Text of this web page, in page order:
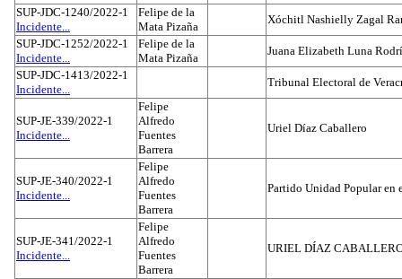
SUP-JDC-1240/2022-1
Incidente...
Felipe de la
Mata Pizaña
Xóchitl Nashielly Zagal
SUP-JDC-1252/2022-1
Incidente...
Felipe de la
Mata Pizaña
Juana Elizabeth Luna
SUP-JDC-1413/2022-1
Incidente...
Tribunal Electoral de
SUP-JE-339/2022-1
Incidente...
Felipe
Alfredo
Fuentes
Barrera
Uriel Díaz Caballero
SUP-JE-340/2022-1
Incidente...
Felipe
Alfredo
Fuentes
Barrera
Partido Unidad Popular en
SUP-JE-341/2022-1
Incidente...
Felipe
Alfredo
Fuentes
Barrera
URIEL DÍAZ